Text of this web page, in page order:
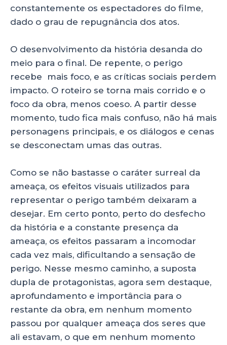
constantemente os espectadores do filme,
dado o grau de repugnância dos atos.
O desenvolvimento da história desanda do
meio para o final. De repente, o perigo
recebe mais foco, e as críticas sociais perdem
impacto. O roteiro se torna mais corrido e o
foco da obra, menos coeso. A partir desse
momento, tudo fica mais confuso, não há mais
personagens principais, e os diálogos e cenas
se desconectam umas das outras.
Como se não bastasse o caráter surreal da
ameaça, os efeitos visuais utilizados para
representar o perigo também deixaram a
desejar. Em certo ponto, perto do desfecho
da história e a constante presença da
ameaça, os efeitos passaram a incomodar
cada vez mais, dificultando a sensação de
perigo. Nesse mesmo caminho, a suposta
dupla de protagonistas, agora sem destaque,
aprofundamento e importância para o
restante da obra, em nenhum momento
passou por qualquer ameaça dos seres que
ali estavam, o que em nenhum momento